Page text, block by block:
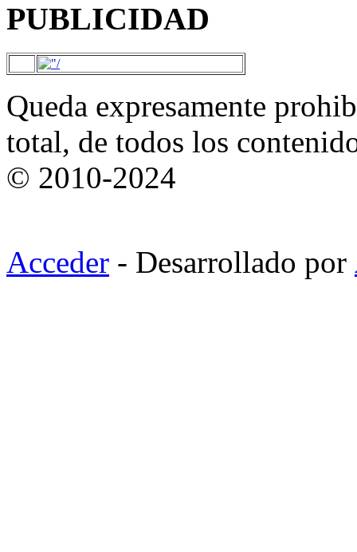
PUBLICIDAD
Queda expresamente
total, de todos los
© 2010-2024
Acceder - Desarrollado por